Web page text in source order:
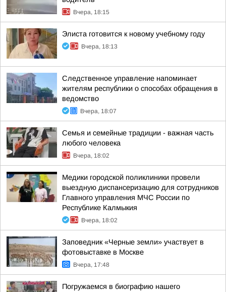
Вчера, 18:15
Элиста готовится к новому учебному году
Вчера, 18:13
Следственное управление напоминает
жителям республики о способах обращения в
ведомство
Вчера, 18:07
Семья и семейные традиции - важная часть
любого человека
Вчера, 18:02
Медики городской поликлиники провели
выездную диспансеризацию для сотрудников
Главного управления МЧС России по
Республике Калмыкия
Вчера, 18:02
Заповедник «Черные земли» участвует в
фотовыставке в Москве
Вчера, 17:48
Погружаемся в биографию нашего